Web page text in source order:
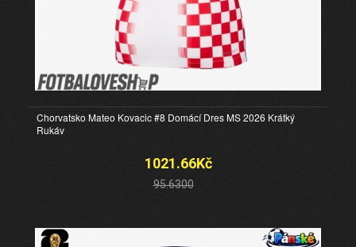
Chorvatsko Mateo Kovacic #8 Domácí Dres MS 2026 Krátký
Rukáv
1021.66Kč
95.6300